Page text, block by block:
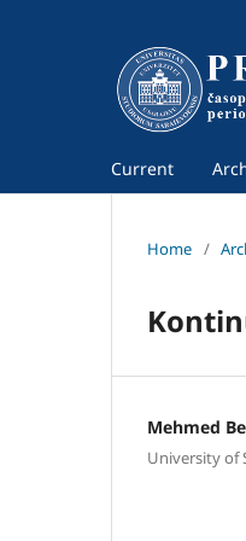
Current
Home /
Mehmed
University of